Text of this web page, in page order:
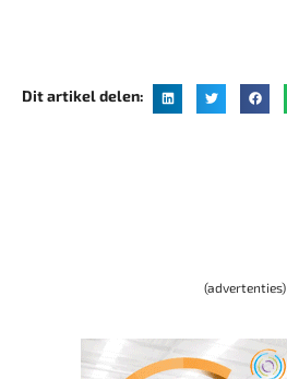
Dit artikel delen:
(advertenties)